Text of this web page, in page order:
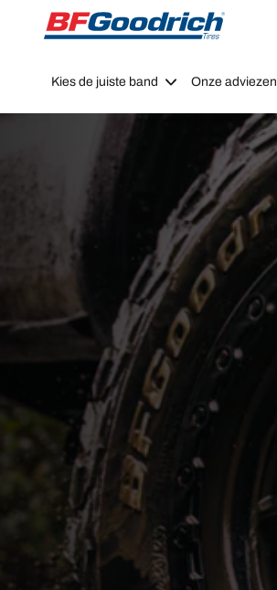
Go to page content
Go to page navigation
Kies de juiste band Onze adviezen